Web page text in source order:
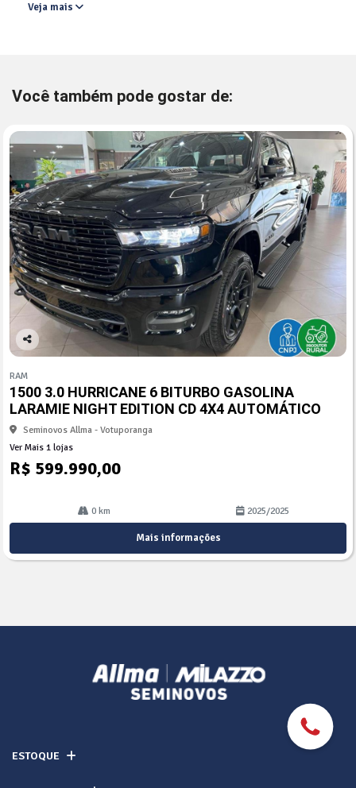
Veja mais
Você também pode gostar de:
Co
arti
lhe
RAM
1500 3.0 HURRICANE 6 BITURBO GASOLINA
LARAMIE NIGHT EDITION CD 4X4 AUTOMÁTICO
Seminovos Allma - Votuporanga
Ver Mais 1 lojas
R$ 599.990,00
0 km 2025/2025
Mais informações
ESTOQUE